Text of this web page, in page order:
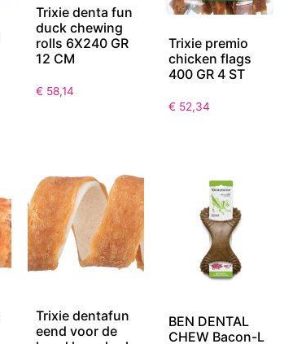
Trixie denta fun
duck chewing
rolls 6X240 GR
12 CM
€ 58,14
Trixie premio
chicken flags
400 GR 4 ST
€ 52,34
Trixie dentafun
eend voor de
BEN DENTAL
CHEW Bacon-L